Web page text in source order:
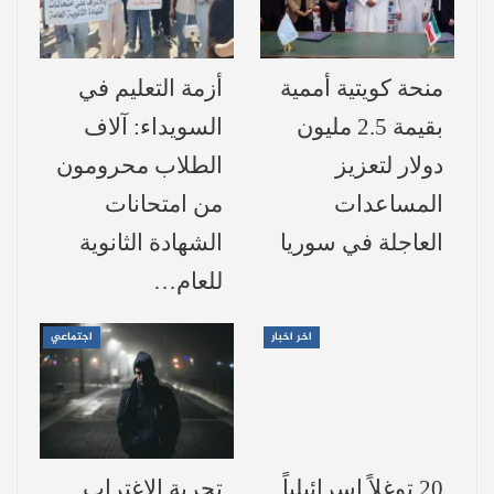
واستعاد المنتخب المصري توازنه سريعًا، وفي
الدقيقة 13 نجح
إمام عاشورفي تسجيل هدف
التقدم بضربة رأسية متقنة مستغلًا عرضية
نموذجية من الظهير “كريم حافظ”، وهو الهدف
الثاني لعاشور في المونديال الحالي.
وفي الشوط الثاني، أهدر “عمر مرموش”
فرصة محققة لتعزيز التقدم، قبل أن يستغل
المنتخب الأسترالي ركلة حرة غير مباشرة
أرسلت داخل منطقة الجزاء، ليخطئ المدافع
في إبعادها ويسجل هدف التعادل
بالخطأ في مرماه بعد 10 دقائق من العودة من
الاستراحة.
منحة كويتية أممية
بقيمة 2.5 مليون
دولار لتعزيز
المساعدات
العاجلة في سوريا
أزمة التعليم في
السويداء: آلاف
الطلاب محرومون
من امتحانات
الشهادة الثانوية
للعام…
اخر اخبار
20 توغلاً إسرائيلياً
اجتماعي
تجربة الاغتراب